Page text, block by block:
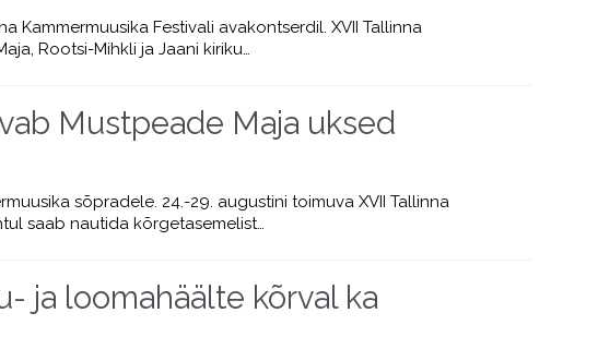
Kammermuusika Festivali avakontserdil. XVII Tallinna
Rootsi-Mihkli ja Jaani kiriku…
Mustpeade Maja uksed
sõpradele. 24.-29. augustini toimuva XVII Tallinna
saab nautida kõrgetasemelist…
ja loomahäälte kõrval ka